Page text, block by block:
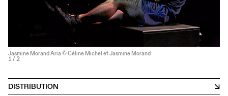
Jasmine Morand Aria © Céline Michel et Jasmine Morand
1 / 2
DISTRIBUTION